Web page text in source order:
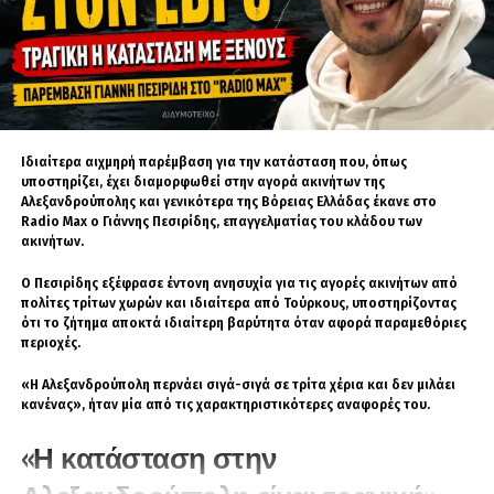
μέρισμα υποστηρίζει την επέκταση της
προσφοράς εργασίας, ενισχύει την εγχώρια
κατανάλωση και προωθεί το οικοσύστημα
καινοτομίας μέσω μιας ζωντανής κουλτούρας
νεοφυών επιχειρήσεων και αυξανόμενης
εγγραφής στην τριτοβάθμια εκπαίδευση,
δήλωσε ο Jain.Επιπλέον, το ποσοστό του
πληθυσμού της Ινδίας ηλικίας 65 ετών και άνω
αποτελεί λιγότερο από 5% (2025).
Αντίθετα, οι χώρες της G7 αντιμετωπίζουν
δημογραφικές προκλήσεις, καθώς το
αντίστοιχο ποσοστό τους υπερβαίνει το 10%,
υποδεικνύοντας ταχέως γηράσκοντες
πληθυσμούς, συρρίκνωση του εργατικού
δυναμικού και αυξανόμενους δείκτες
το 2030, αυτό το ποσοστό αναμένεται να
Ιδιαίτερα αιχμηρή παρέμβαση για την κατάσταση που, όπως
υποστηρίζει, έχει διαμορφωθεί στην αγορά ακινήτων της
Αλεξανδρούπολης και γενικότερα της Βόρειας Ελλάδας έκανε στο
Radio Max ο Γιάννης Πεσιρίδης, επαγγελματίας του κλάδου των
ακινήτων.
Ο Πεσιρίδης εξέφρασε έντονη ανησυχία για τις αγορές ακινήτων από
πολίτες τρίτων χωρών και ιδιαίτερα από Τούρκους, υποστηρίζοντας
ότι το ζήτημα αποκτά ιδιαίτερη βαρύτητα όταν αφορά παραμεθόριες
περιοχές.
«Η Αλεξανδρούπολη περνάει σιγά-σιγά σε τρίτα χέρια και δεν μιλάει
κανένας», ήταν μία από τις χαρακτηριστικότερες αναφορές του.
«Η κατάσταση στην